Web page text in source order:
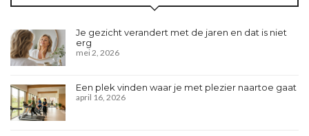
Je gezicht verandert met de jaren en dat is niet
erg
mei 2, 2026
Een plek vinden waar je met plezier naartoe gaat
april 16, 2026